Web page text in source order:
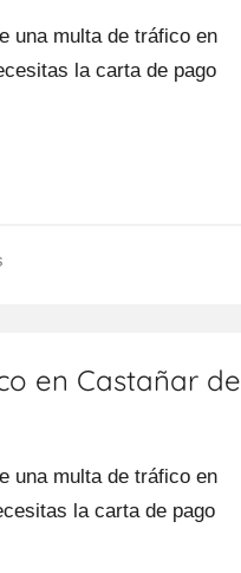
una multa dе tráfico en
la carta dе pago
en Castañar de
una multa dе tráfico en
la carta dе pago